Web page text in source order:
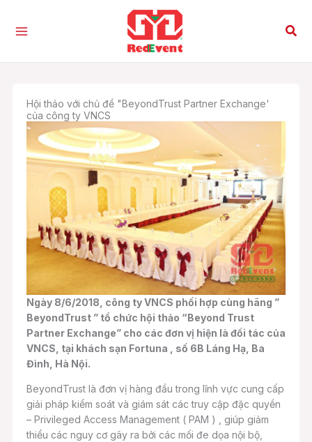
Tìm
Hội thảo với chủ đề "BeyondTrust Partner Exchange'
của công ty VNCS
Ngày 8/6/2018, công ty VNCS phối hợp cùng hãng ”
BeyondTrust ” tổ chức hội thảo “Beyond Trust
Partner Exchange” cho các đơn vị hiện là đối tác của
VNCS, tại khách sạn Fortuna , số 6B Láng Hạ, Ba
Đình, Hà Nội.
BeyondTrust là đơn vị hàng đầu trong lĩnh vực cung cấp
giải pháp kiểm soát và giám sát các truy cập đặc quyền
– Privileged Access Management ( PAM ) , giúp giảm
thiểu các nguy cơ gây ra bởi các mối đe dọa nội bộ,